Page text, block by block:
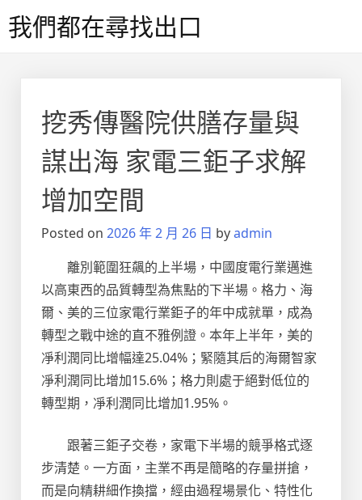
to我們都在尋找出口
挖秀傳醫院供膳存量與
謀出海 家電三鉅子求解
增加空間
Posted on 2026 年 2 月 26 日 byadmin
離別範圍狂飆的上半場，中國度電行業邁進
以高東西的品質轉型為焦點的下半場。格力、海
爾、美的三位家電行業鉅子的年中成就單，成為
轉型之戰中途的直不雅例證。本年上半年，美的
凈利潤同比增幅達25.04%；緊隨其后的海爾智家
凈利潤同比增加15.6%；格力則處于絕對低位的
轉型期，凈利潤同比增加1.95%。
跟著三鉅子交卷，家電下半場的競爭格式逐
步清楚。一方面，主業不再是簡略的存量拼搶，
而是向精耕細作換擋，經由過程場景化、特性化